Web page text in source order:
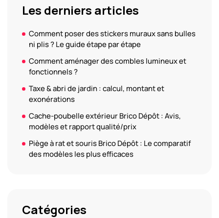
Les derniers articles
Comment poser des stickers muraux sans bulles
ni plis ? Le guide étape par étape
Comment aménager des combles lumineux et
fonctionnels ?
Taxe & abri de jardin : calcul, montant et
exonérations
Cache-poubelle extérieur Brico Dépôt : Avis,
modèles et rapport qualité/prix
Piège à rat et souris Brico Dépôt : Le comparatif
des modèles les plus efficaces
Catégories